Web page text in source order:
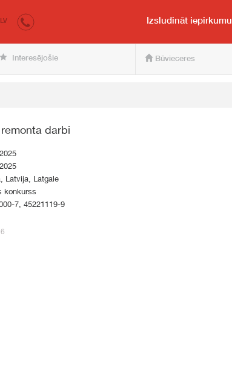
pircējam un pārdevējam
LV Izsludināt iepirkumu
Interesējošie Būvieceres
darbi
Latvija, Latgale
konkurss
7, 45221119-9